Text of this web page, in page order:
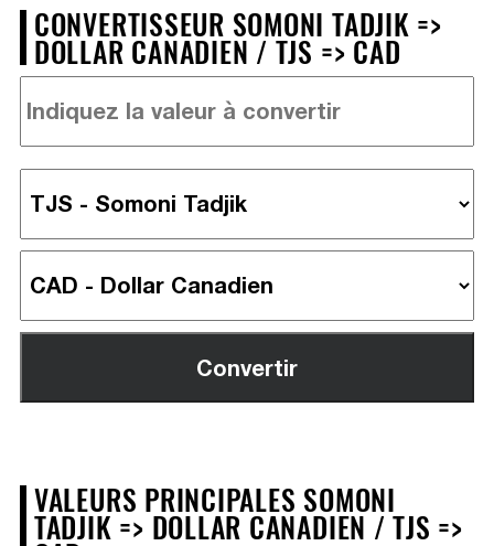
CONVERTISSEUR SOMONI TADJIK =>
DOLLAR CANADIEN / TJS => CAD
VALEURS PRINCIPALES SOMONI
TADJIK => DOLLAR CANADIEN / TJS =>